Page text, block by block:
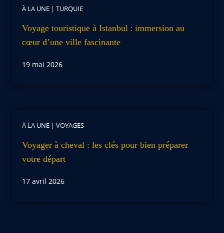
À LA UNE | TURQUIE
Voyage touristique à Istanbul : immersion au
cœur d’une ville fascinante
19 mai 2026
À LA UNE | VOYAGES
Voyager à cheval : les clés pour bien préparer
votre départ
17 avril 2026